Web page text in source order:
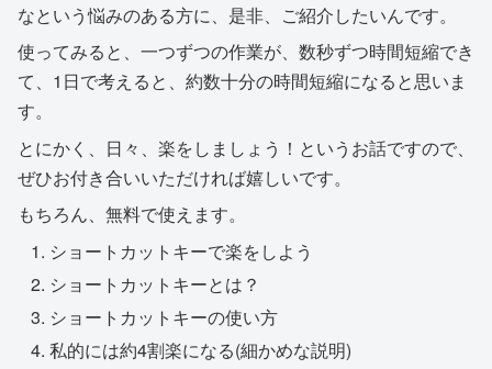
なという悩みのある方に、是非、ご紹介したいんです。
使ってみると、一つずつの作業が、数秒ずつ時間短縮でき
て、1日で考えると、約数十分の時間短縮になると思いま
す。
とにかく、日々、楽をしましょう！というお話ですので、
ぜひお付き合いいただければ嬉しいです。
もちろん、無料で使えます。
ショートカットキーで楽をしよう
ショートカットキーとは？
ショートカットキーの使い方
私的には約4割楽になる(細かめな説明)